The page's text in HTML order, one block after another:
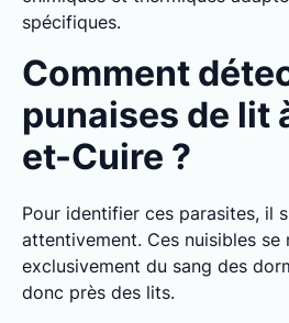
spécifiques.
Comment
punaises de lit
et-Cuire ?
Pour identifier ces parasites, il
attentivement. Ces nuisibles se
exclusivement du sang des
donc près des lits.